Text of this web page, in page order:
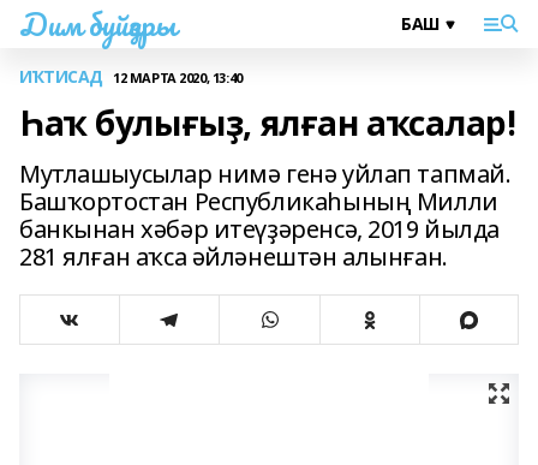
Дим буйҙары
ИҠТИСАД 12 МАРТА 2020, 13:40
Һаҡ булығыҙ, ялған аҡсалар!
Мутлашыусылар нимә генә уйлап тапмай.
Башҡортостан Республикаһының Милли
банкынан хәбәр итеүҙәренсә, 2019 йылда
281 ялған аҡса әйләнештән алынған.